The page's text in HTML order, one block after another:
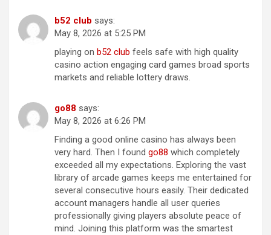
b​5​2​ ​cl​u​b says:
May 8, 2026 at 5:25 PM
playing on b​52 clu​b feels safe with high quality
casino action engaging card games broad sports
markets and reliable lottery draws.
g​o​88 says:
May 8, 2026 at 6:26 PM
Finding a good online casino has always been
very hard. Then I found g​o8​8 which completely
exceeded all my expectations. Exploring the vast
library of arcade games keeps me entertained for
several consecutive hours easily. Their dedicated
account managers handle all user queries
professionally giving players absolute peace of
mind. Joining this platform was the smartest